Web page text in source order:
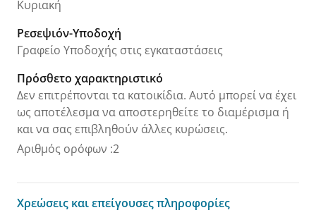
Κυριακή
Ρεσεψιόν-Υποδοχή
Γραφείο Υποδοχής στις εγκαταστάσεις
Πρόσθετο χαρακτηριστικό
Δεν επιτρέπονται τα κατοικίδια. Αυτό μπορεί να έχει
ως αποτέλεσμα να αποστερηθείτε το διαμέρισμα ή
και να σας επιβληθούν άλλες κυρώσεις.
Αριθμός ορόφων :2
Χρεώσεις και επείγουσες πληροφορίες